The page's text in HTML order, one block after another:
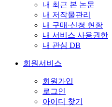
내 최근 본 논문
내 저작물관리
내 구매·신청 현황
내 서비스 사용권한
내 관심 DB
회원서비스
회원가입
로그인
아이디 찾기